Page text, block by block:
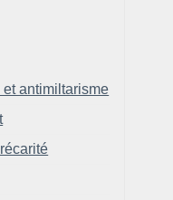
antimiltarisme